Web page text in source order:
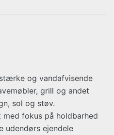
og vandafvisende
grill og andet
sol og støv.
fokus på holdbarhed
udendørs ejendele